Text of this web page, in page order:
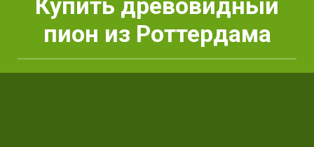
Купить древовидный
пион из Роттердама